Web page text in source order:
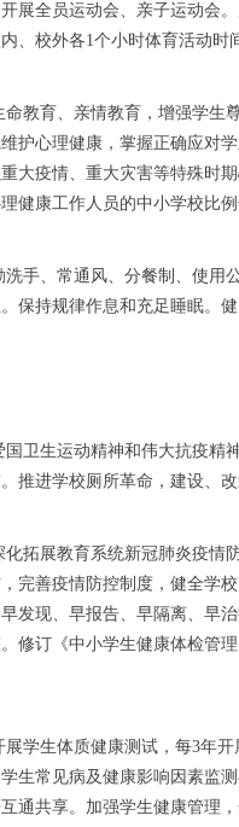
展全员运动会、亲子运动会
、校外各1个小时体育活动时
教育、亲情教育，增强学生
护心理健康，掌握正确应对
大疫情、重大灾害等特殊时
健康工作人员的中小学校比例
洗手、常通风、分餐制、使
保持规律作息和充足睡眠。
卫生运动精神和伟大抗疫精
推进学校厕所革命，建设、
拓展教育系统新冠肺炎疫情
完善疫情防控制度，健全学
发现、早报告、早隔离、早
修订《中小学生健康体检管
学生体质健康测试，每3年
生常见病及健康影响因素监
通共享。加强学生健康管理